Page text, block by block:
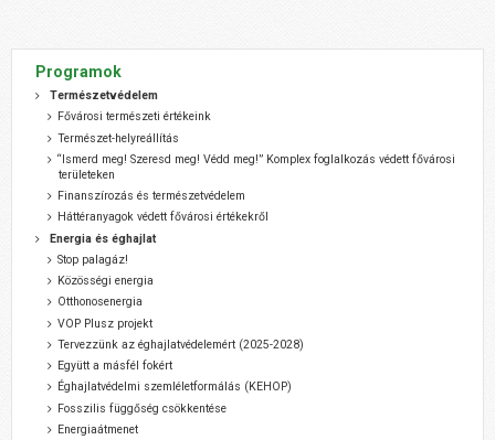
Programok
Természetvédelem
Fővárosi természeti értékeink
Természet-helyreállítás
“Ismerd meg! Szeresd meg! Védd meg!” Komplex foglalkozás védett fővárosi
területeken
Finanszírozás és természetvédelem
Háttéranyagok védett fővárosi értékekről
Energia és éghajlat
Stop palagáz!
Közösségi energia
Otthonosenergia
VOP Plusz projekt
Tervezzünk az éghajlatvédelemért (2025-2028)
Együtt a másfél fokért
Éghajlatvédelmi szemléletformálás (KEHOP)
Fosszilis függőség csökkentése
Energiaátmenet